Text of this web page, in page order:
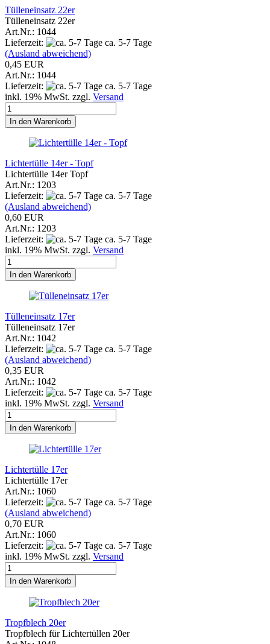
Tülleneinsatz 22er
Tülleneinsatz 22er
Art.Nr.: 1044
Lieferzeit:
ca. 5-7 Tage
(Ausland abweichend)
0,45 EUR
Art.Nr.: 1044
Lieferzeit:
ca. 5-7 Tage
inkl. 19% MwSt. zzgl. Versand
In den Warenkorb
Lichtertülle 14er - Topf
Lichtertülle 14er Topf
Art.Nr.: 1203
Lieferzeit:
ca. 5-7 Tage
(Ausland abweichend)
0,60 EUR
Art.Nr.: 1203
Lieferzeit:
ca. 5-7 Tage
inkl. 19% MwSt. zzgl. Versand
In den Warenkorb
Tülleneinsatz 17er
Tülleneinsatz 17er
Art.Nr.: 1042
Lieferzeit:
ca. 5-7 Tage
(Ausland abweichend)
0,35 EUR
Art.Nr.: 1042
Lieferzeit:
ca. 5-7 Tage
inkl. 19% MwSt. zzgl. Versand
In den Warenkorb
Lichtertülle 17er
Lichtertülle 17er
Art.Nr.: 1060
Lieferzeit:
ca. 5-7 Tage
(Ausland abweichend)
0,70 EUR
Art.Nr.: 1060
Lieferzeit:
ca. 5-7 Tage
inkl. 19% MwSt. zzgl. Versand
In den Warenkorb
Tropfblech 20er
Tropfblech für Lichtertüllen 20er